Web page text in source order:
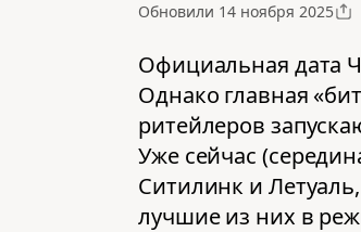
Обновили 14 ноября 2025
Официальная дата
Однако главная
ритейлеров
Уже сейчас
Ситилинк и
лучшие из них в